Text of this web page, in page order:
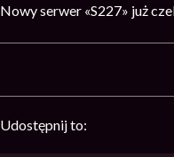
Nowy serwer «S227» już
Udostępnij to: